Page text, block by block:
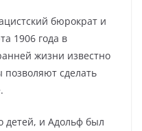
бюрократ и
1906 года в
жизни известно
сделать
детей, и Адольф был